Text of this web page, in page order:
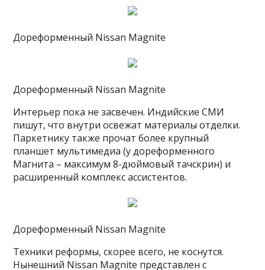
Дореформенный Nissan Magnite
Дореформенный Nissan Magnite
Интерьер пока не засвечен. Индийские СМИ
пишут, что внутри освежат материалы отделки.
Паркетнику также прочат более крупный
планшет мультимедиа (у дореформенного
Магнита – максимум 8-дюймовый тачскрин) и
расширенный комплекс ассистентов.
Дореформенный Nissan Magnite
Техники реформы, скорее всего, не коснутся.
Нынешний Nissan Magnite представлен с